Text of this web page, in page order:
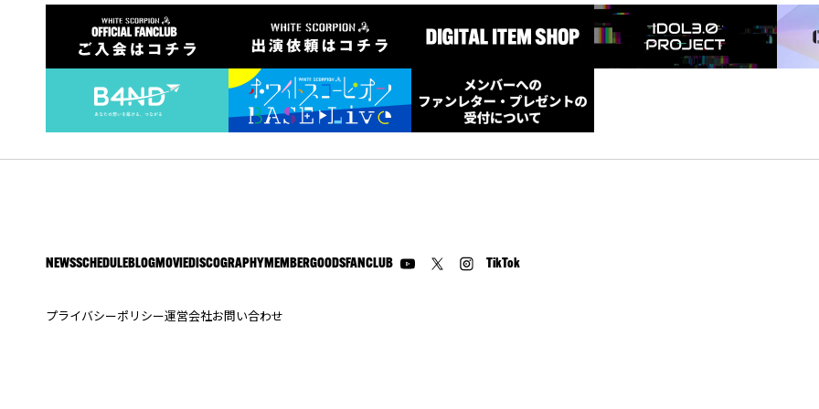
NEWSSCHEDULE BLOGMOVIE DISCOGRAPHY MEMBERGOODS FANCLUB TikTok
プライバシーポリシー運営会社お問い合わせ